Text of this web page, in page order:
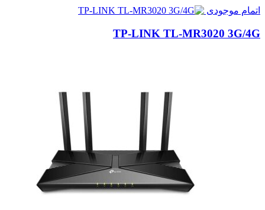
اتمام موجودی
TP-LINK TL-MR3020 3G/4G